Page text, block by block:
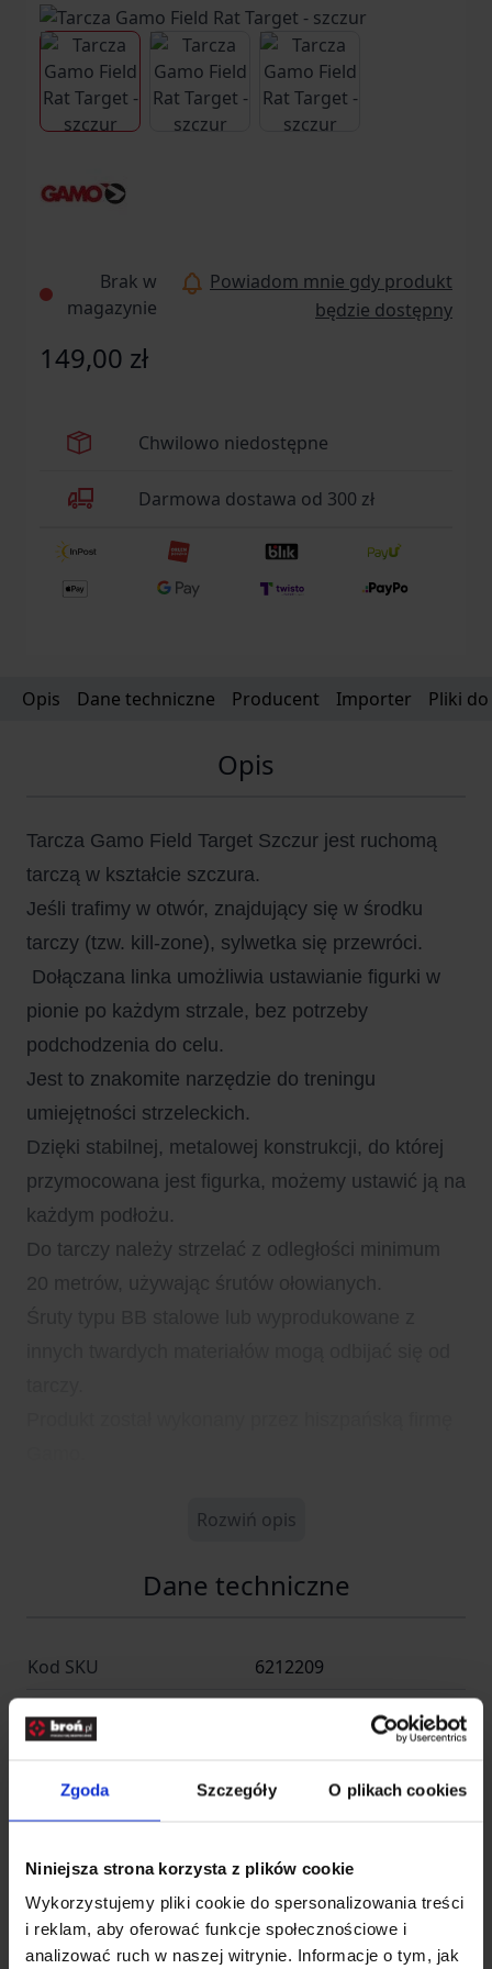
Zgoda Szczegóły O plikach cookies
Niniejsza strona korzysta z plików cookie
Wykorzystujemy pliki cookie do spersonalizowania treści
i reklam, aby oferować funkcje społecznościowe i
analizować ruch w naszej witrynie. Informacje o tym, jak
View larger imageView larger imageView larger image
Brak w
magazynie
Powiadom mnie gdy produkt
będzie dostępny
149,00 zł
Chwilowo niedostępne
Darmowa dostawa od 300 zł
Opis Dane techniczne Producent Importer Pliki
Opis
Tarcza Gamo Field Target Szczur jest ruchomą
tarczą w kształcie szczura.
Jeśli trafimy w otwór, znajdujący się w środku
tarczy (tzw. kill-zone), sylwetka się przewróci.
Dołączana linka umożliwia ustawianie figurki w
pionie po każdym strzale, bez potrzeby
podchodzenia do celu.
Jest to znakomite narzędzie do treningu
umiejętności strzeleckich.
Dzięki stabilnej, metalowej konstrukcji, do której
przymocowana jest figurka, możemy ustawić ją na
każdym podłożu.
Do tarczy należy strzelać z odległości minimum
20 metrów, używając śrutów ołowianych.
Rozwiń opis
Dane techniczne
Kod SKU
6212209
EAN
Nazwa
Gamo Outdoor SLU
Kraj
Hiszpania